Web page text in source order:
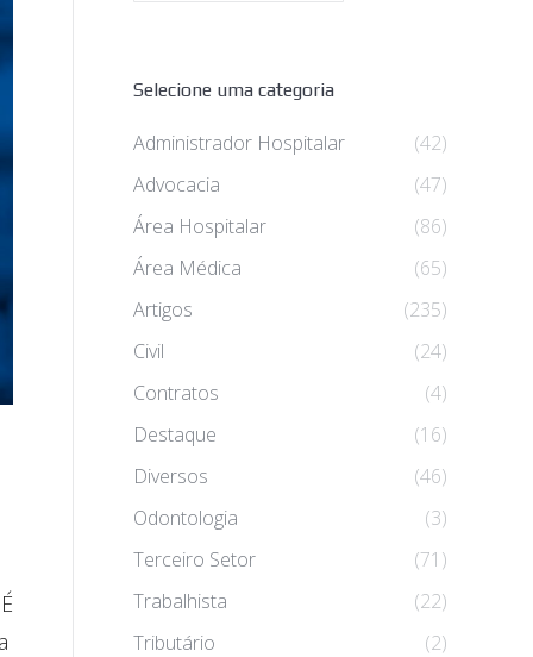
Selecione uma categoria
Administrador Hospitalar
(42)
Advocacia
(47)
Área Hospitalar
(86)
Área Médica
(65)
Artigos
(235)
Civil
(24)
Contratos
(4)
Destaque
(16)
Diversos
(46)
Odontologia
(3)
Terceiro Setor
(71)
Trabalhista
(22)
Tributário
(2)